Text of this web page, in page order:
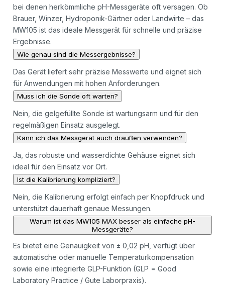
bei denen herkömmliche pH-Messgeräte oft versagen. Ob
Brauer, Winzer, Hydroponik-Gärtner oder Landwirte – das
MW105 ist das ideale Messgerät für schnelle und präzise
Ergebnisse.
Wie genau sind die Messergebnisse?
Das Gerät liefert sehr präzise Messwerte und eignet sich
für Anwendungen mit hohen Anforderungen.
Muss ich die Sonde oft warten?
Nein, die gelgefüllte Sonde ist wartungsarm und für den
regelmäßigen Einsatz ausgelegt.
Kann ich das Messgerät auch draußen verwenden?
Ja, das robuste und wasserdichte Gehäuse eignet sich
ideal für den Einsatz vor Ort.
Ist die Kalibrierung kompliziert?
Nein, die Kalibrierung erfolgt einfach per Knopfdruck und
unterstützt dauerhaft genaue Messungen.
Warum ist das MW105 MAX besser als einfache pH-
Messgeräte?
Es bietet eine Genauigkeit von ± 0,02 pH, verfügt über
automatische oder manuelle Temperaturkompensation
sowie eine integrierte GLP-Funktion (GLP = Good
Laboratory Practice / Gute Laborpraxis).